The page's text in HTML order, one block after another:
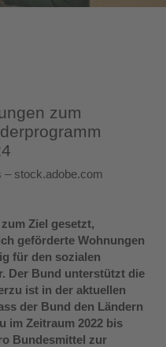
zum
– stock.adobe.com
Ziel gesetzt,
geförderte Wohnungen
für den sozialen
Der Bund unterstützt die
ist in der aktuellen
der Bund den Ländern
im Zeitraum 2022 bis
Bundesmittel zur